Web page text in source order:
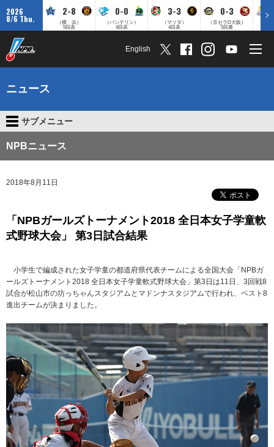
2026
8/6 Thu.
2-8
（横 浜）
5回表
0-0
（バンテリン）
4回表
3-3
（マツダ）
4回表
0-3
（京セラD大阪）
5回裏
English
ニュース
サブメニュー
NPBニュース
2018年8月11日
「NPBガールズトーナメント2018 全日本女子学童軟
式野球大会」 第3日試合結果
小学生で編成された女子学童の都道府県代表チームによる全国大会「NPBガ
ールズトーナメント2018 全日本女子学童軟式野球大会」第3日は11日、3回戦8
試合が松山市の坊っちゃんスタジアムとマドンナスタジアムで行われ、ベスト8
進出チームが決まりました。